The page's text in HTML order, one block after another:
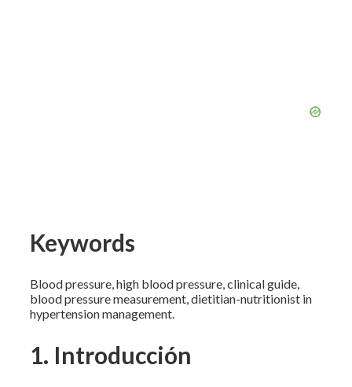
Keywords
Blood pressure, high blood pressure, clinical guide,
blood pressure measurement, dietitian-nutritionist in
hypertension management.
1. Introducción